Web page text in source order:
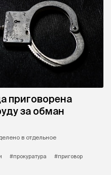
приговорена
за обман
в отдельное
#прокуратура
#приговор